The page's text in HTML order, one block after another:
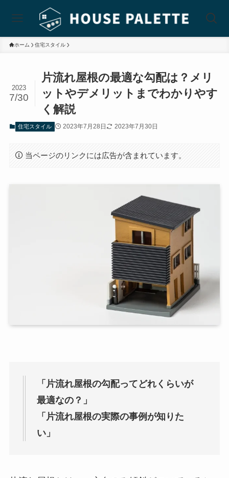
ホーム 住宅スタイル
片流れ屋根の最適な勾配は？メリ
ットやデメリットまでわかりやす
く解説
2023
7/30
住宅スタイル 2023年7月28日 2023年7月30日
当ページのリンクには広告が含まれています。
「片流れ屋根の勾配ってどれくらいが
最適なの？」
「片流れ屋根の実際の事例が知りた
い」